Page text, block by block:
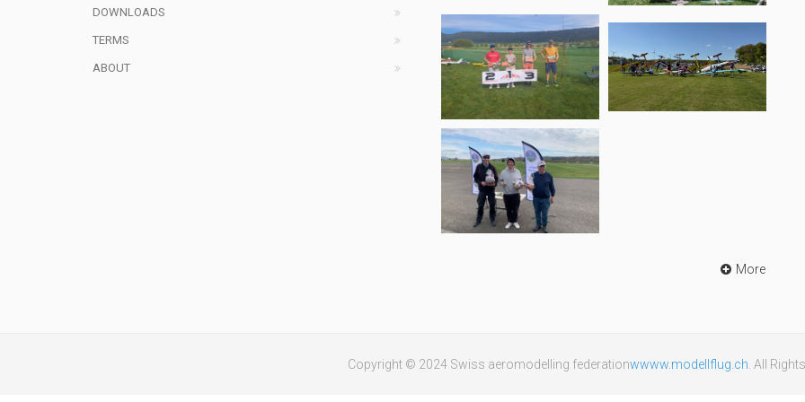
DOWNLOADS
TERMS
ABOUT
More
Copyright © 2024 Swiss aeromodelling federationwwww.modellflug.ch. All